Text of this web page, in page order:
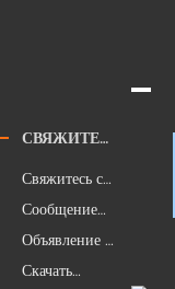
СВЯЖИТЕС
Ь С НАМИ
Свяжитесь с
нами
Сообщение
клиента
Объявление о
вакансии
Скачать